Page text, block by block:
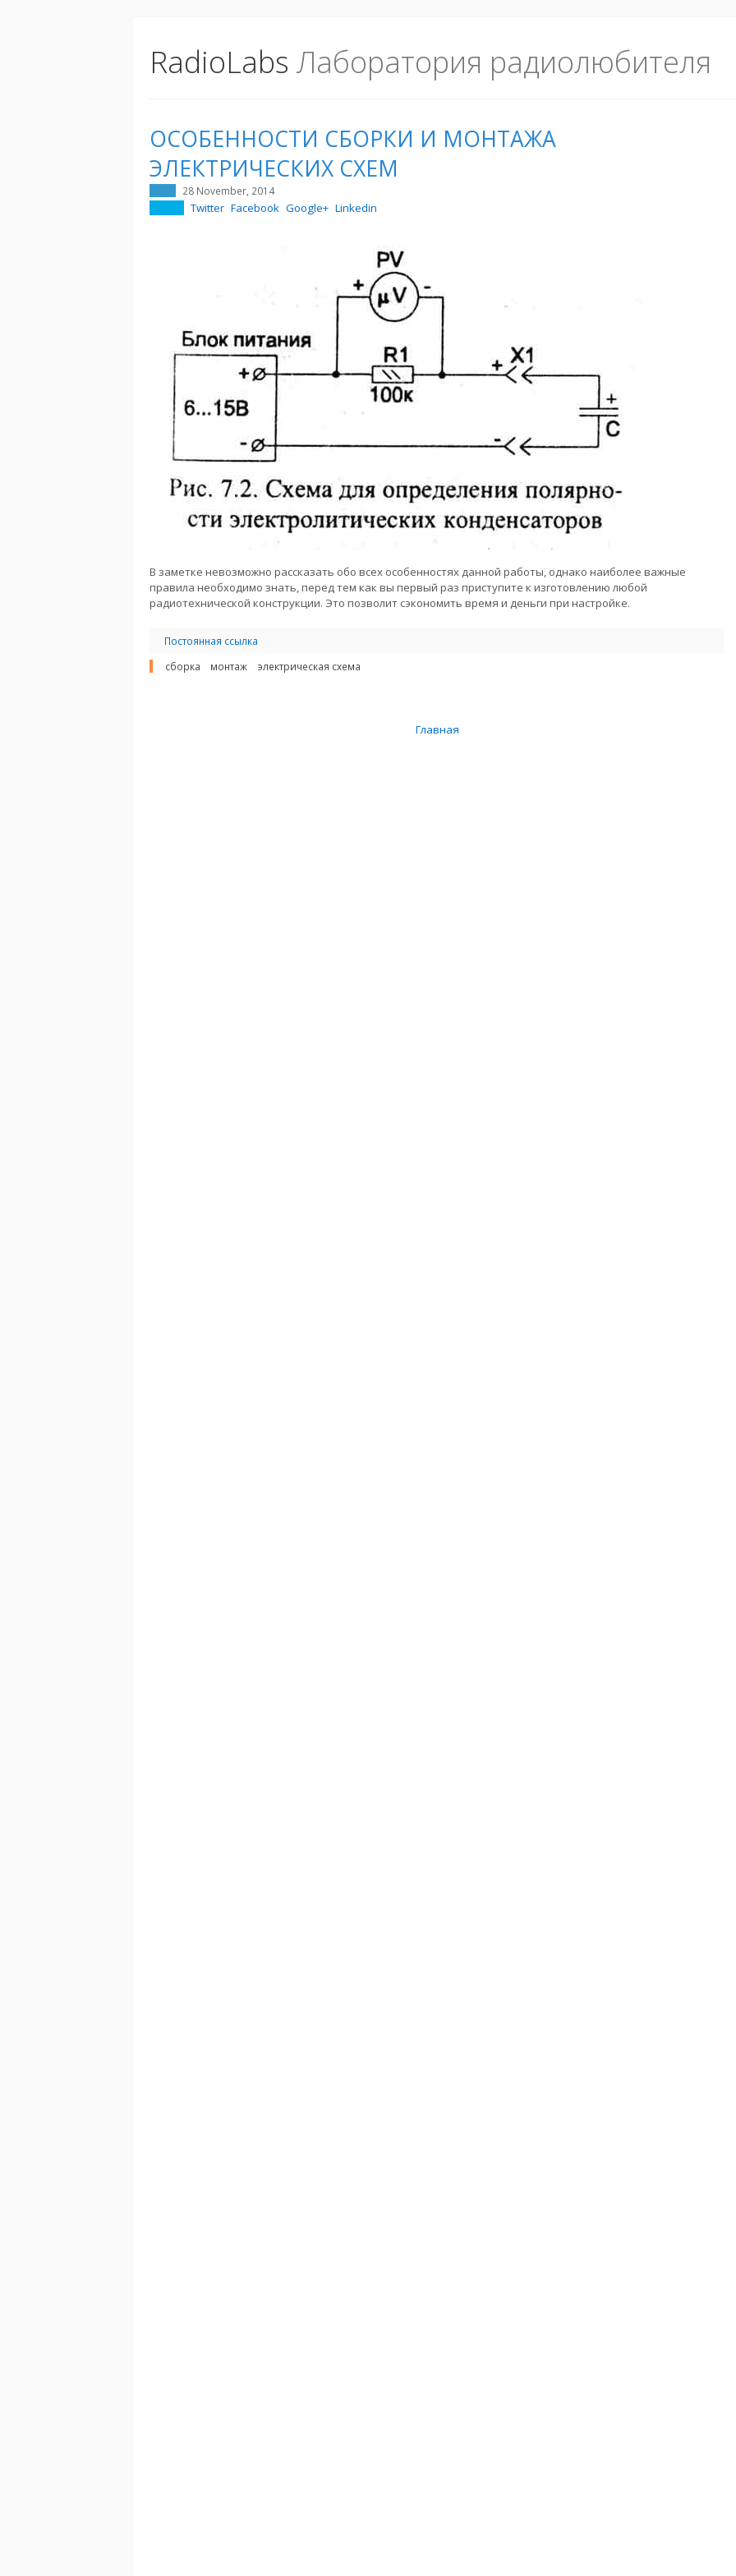
RadioLabs Лаборатория радиолюбителя
ОСОБЕННОСТИ СБОРКИ И МОНТАЖА
ЭЛЕКТРИЧЕСКИХ СХЕМ
28 November, 2014
Twitter Facebook Google+ Linkedin
В заметке невозможно рассказать обо всех особенностях данной работы, однако наиболее важные
правила необходимо знать, перед тем как вы первый раз приступите к изготовлению любой
радиотехнической конструкции. Это позволит сэкономить время и деньги при настройке.
Постоянная ссылка
сборка
монтаж электрическая схема
Главная